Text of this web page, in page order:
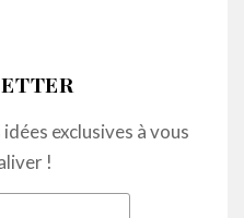
exclusives à vous
!